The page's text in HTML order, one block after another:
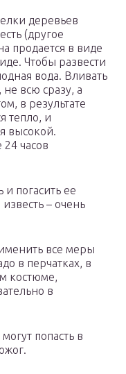
деревьев
(другое
продается в виде
Чтобы развести
вода. Вливать
не всю сразу, а
в результате
тепло, и
высокой.
часов
погасить ее
– очень
все меры
в перчатках, в
костюме,
в
попасть в